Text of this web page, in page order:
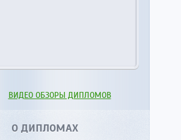
ВИДЕО ОБЗОРЫ ДИПЛОМОВ
О ДИПЛОМАХ